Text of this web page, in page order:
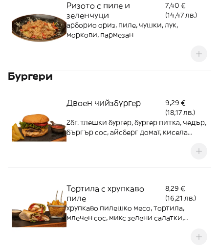
Ризото с пиле и
зеленчуци
7,40 €
(14,47 лв.)
арборио ориз, пиле, чушки, лук,
моркови, пармезан
Бургери
Двоен чийзбургер
9,29 €
(18,17 лв.)
2бг. тлешки бургер, бургер питка, чедър,
бъргър сос, айсберг домат, кисела
Тортила с хрупкаво
пиле
8,29 €
(16,21 лв.)
хрупкаво пилешко месо, тортила,
млечен сос, микс зелени салатки,